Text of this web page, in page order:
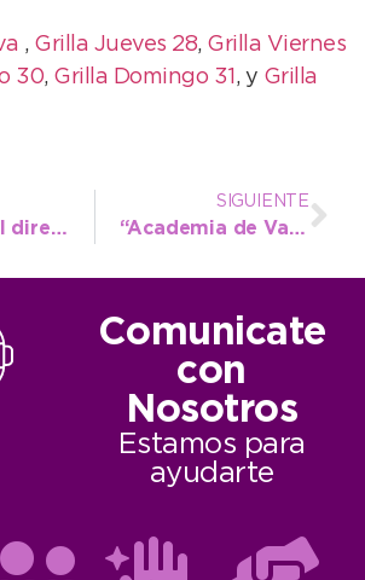
, Grilla Jueves 28, Grilla Viernes
30, Grilla Domingo 31 , y Grilla
Una obra del director del CCMN fue premiada en el Salón Provincial de Artes Visuales
SIGUIENTE
“Academia de Variedades”, un programa para aprender a través de la diversión
Comunicate
con
Nosotros
Estamos para
ayudarte